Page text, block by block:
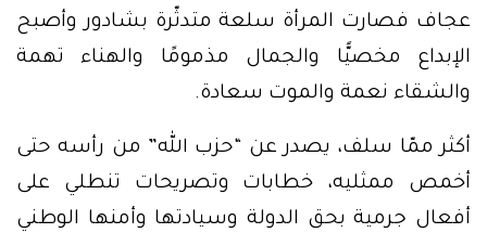
عجاف فصارت المرأة سلعة متدثّرة بشادور وأصبح
الإبداع مخصيًّا والجمال مذمومًا والهناء تهمة
والشقاء نعمة والموت سعادة.
أكثر ممّا سلف، يصدر عن “حزب الله” من رأسه حتى
أخمص ممثليه، خطابات وتصريحات تنطلي على
أفعال جرمية بحق الدولة وسيادتها وأمنها الوطني